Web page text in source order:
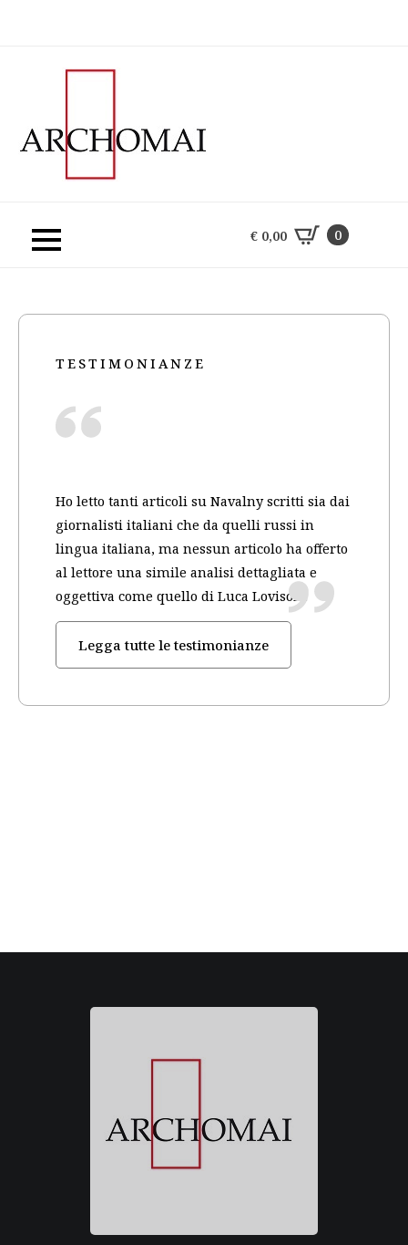
€ 0,00 0
TESTIMONIANZE
Ho letto tanti articoli su Navalny scritti sia dai
giornalisti italiani che da quelli russi in
lingua italiana, ma nessun articolo ha offerto
al lettore una simile analisi dettagliata e
oggettiva come quello di Luca Lovisolo.
Legga tutte le testimonianze